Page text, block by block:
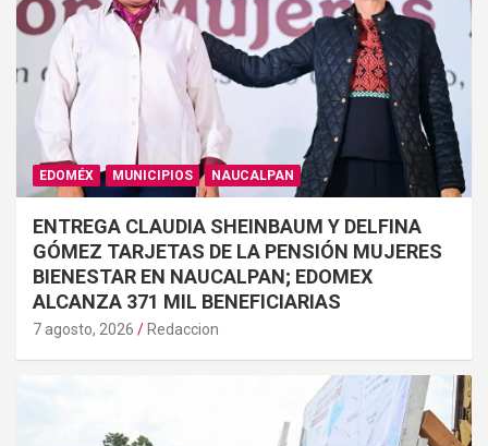
EDOMÉX MUNICIPIOS NAUCALPAN
ENTREGA CLAUDIA SHEINBAUM Y DELFINA
GÓMEZ TARJETAS DE LA PENSIÓN MUJERES
BIENESTAR EN NAUCALPAN; EDOMEX
ALCANZA 371 MIL BENEFICIARIAS
7 agosto, 2026 Redaccion